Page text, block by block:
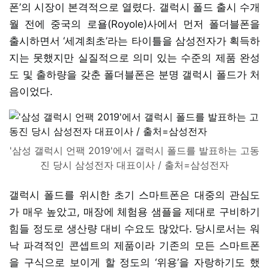
폰’의 시장이 본격적으로 열렸다. 갤럭시 폴드 출시 수개
월 전에 중국의 로욜(Royole)사에서 먼저 폴더블폰을
출시하면서 ‘세계최초’라는 타이틀을 삼성전자가 획득하
지는 못했지만 실질적으로 의미 있는 수준의 제품 완성
도 및 출하량을 갖춘 폴더블폰은 분명 갤럭시 폴드가 처
음이었다.
'삼성 갤럭시 언팩 2019'에서 갤럭시 폴드를 발표하는 고동
진 당시 삼성전자 대표이사 / 출처=삼성전자
갤럭시 폴드를 위시한 초기 스마트폰은 대중의 관심도
가 매우 높았고, 매장에 체험용 샘플을 제대로 구비하기
힘들 정도로 생산량 대비 수요도 많았다. 당시로서는 워
낙 파격적인 콘셉트의 제품이라 기존의 모든 스마트폰
을 구식으로 보이게 할 정도의 ‘위용’을 자랑하기도 했